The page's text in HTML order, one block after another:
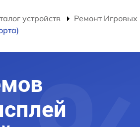
устройств Ремонт Игровых